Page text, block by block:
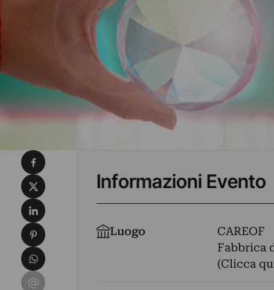
Informazioni Evento
Luogo
CAREOF
Fabbrica
(Clicca
Condividi su Facebook
Condividi su X
Condividi su LinkedIn
Condividi su Pinterest
Condividi su WhatsApp
Condividi su Email